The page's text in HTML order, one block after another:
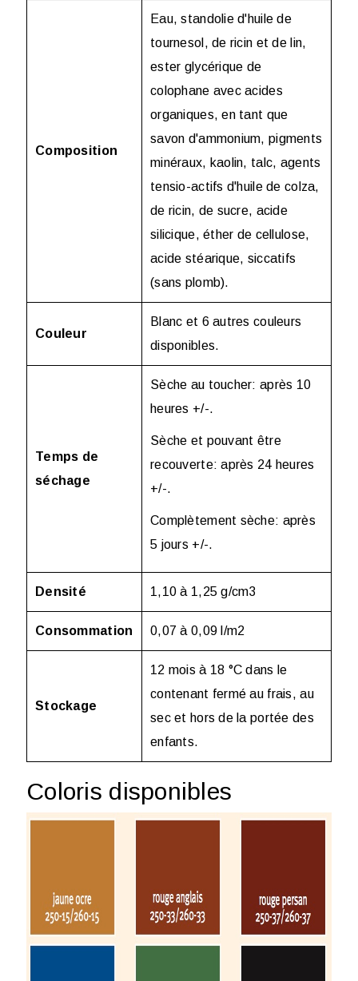
Composition
Eau, standolie d'huile de
tournesol, de ricin et de lin,
ester glycérique de
colophane avec acides
organiques, en tant que
savon d'ammonium, pigments
minéraux, kaolin, talc, agents
tensio-actifs d'huile de colza,
de ricin, de sucre, acide
silicique, éther de cellulose,
acide stéarique, siccatifs
(sans plomb).
Couleur
Blanc et 6 autres couleurs
disponibles.
Temps de
séchage
Sèche au toucher: après 10
heures +/-.
Sèche et pouvant être
recouverte: après 24 heures
+/-.
Complètement sèche: après
5 jours +/-.
Densité 1,10 à 1,25 g/cm3
Consommation 0,07 à 0,09 l/m2
Stockage
12 mois à 18 °C dans le
contenant fermé au frais, au
sec et hors de la portée des
enfants.
Coloris disponibles